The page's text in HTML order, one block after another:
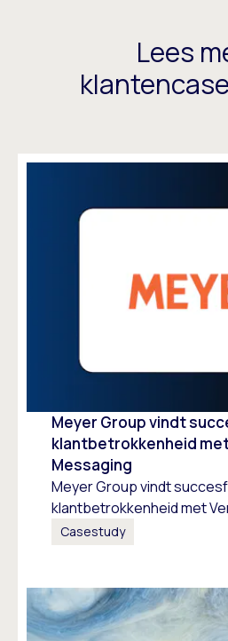
Lees
Meyer Group vindt
klantbetrokkenheid
Messaging
Meyer Group vindt
klantbetrokkenheid met
Casestudy